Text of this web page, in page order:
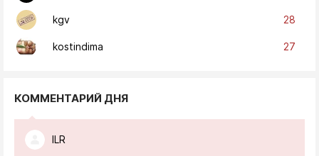
kgv 28
kostindima 27
КОММЕНТАРИЙ ДНЯ
ILR